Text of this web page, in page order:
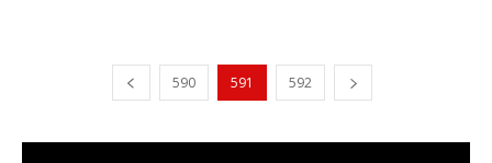
590 591 592